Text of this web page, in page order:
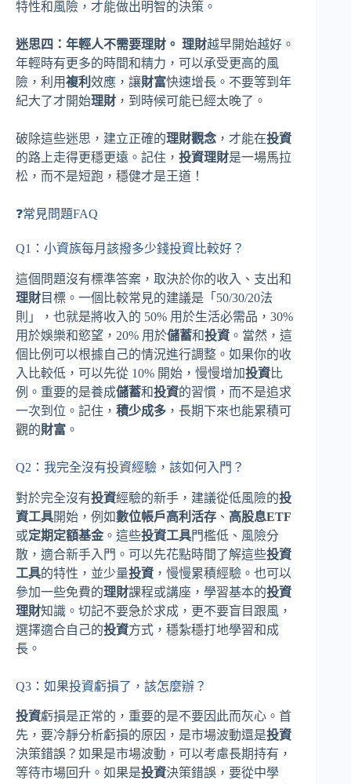
特性和風險，才能做出明智的決策。
迷思四：年輕人不需要理財。 理財越早開始越好。
年輕時有更多的時間和精力，可以承受更高的風
險，利用複利 效應，讓財富快速增長。不要等到年
紀大了才開始理財 ，到時候可能已經太晚了。
破除這些迷思，建立正確的理財觀念 ，才能在投資
的路上走得更穩更遠。記住， 投資理財是一場馬拉
松，而不是短跑，穩健才是王道！
❓常見問題FAQ
Q1：小資族每月該撥多少錢投資比較好？
這個問題沒有標準答案，取決於你的收入、支出和
理財目標。一個比較常見的建議是「50/30/20法
則」，也就是將收入的 50% 用於生活必需品，30%
用於娛樂和慾望，20% 用於儲蓄和投資 。當然，這
個比例可以根據自己的情況進行調整。如果你的收
入比較低，可以先從 10% 開始，慢慢增加投資比
例。重要的是養成儲蓄和投資的習慣，而不是追求
一次到位。記住， 積少成多 ，長期下來也能累積可
觀的財富 。
Q2：我完全沒有投資經驗，該如何入門？
對於完全沒有投資經驗的新手，建議從低風險的投
資工具開始，例如數位帳戶高利活存 、 高股息ETF
或定期定額基金 。這些投資工具門檻低、風險分
散，適合新手入門。可以先花點時間了解這些投資
工具的特性，並少量投資 ，慢慢累積經驗。也可以
參加一些免費的理財課程或講座，學習基本的投資
理財知識。切記不要急於求成，更不要盲目跟風，
選擇適合自己的投資方式，穩紮穩打地學習和成
長。
Q3：如果投資虧損了，該怎麼辦？
投資虧損是正常的，重要的是不要因此而灰心。首
先，要冷靜分析虧損的原因，是市場波動還是投資
決策錯誤？如果是市場波動，可以考慮長期持有，
等待市場回升。如果是投資決策錯誤，要從中學